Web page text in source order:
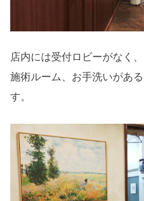
店内には受付ロビーがなく
施術ルーム、お手洗いがあ
す。